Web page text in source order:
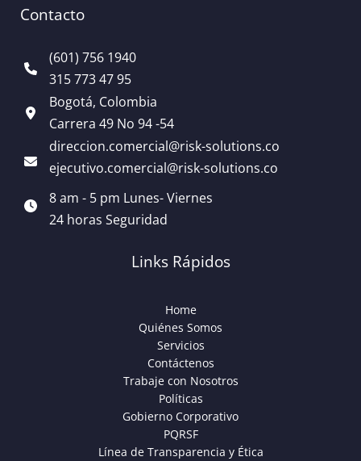
Contacto
(601) 756 1940
315 773 47 95
Bogotá, Colombia
Carrera 49 No 94 -54
direccion.comercial@risk-solutions.co
ejecutivo.comercial@risk-solutions.co
8 am - 5 pm Lunes- Viernes
24 horas Seguridad
Links Rápidos
Home
Quiénes Somos
Servicios
Contáctenos
Trabaje con Nosotros
Políticas
Gobierno Corporativo
PQRSF
Línea de Transparencia y Ética